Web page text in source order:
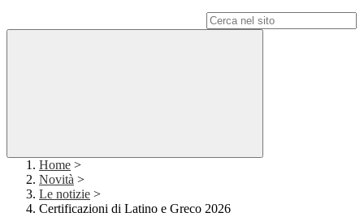
Home >
Novità >
Le notizie >
Certificazioni di Latino e Greco 2026